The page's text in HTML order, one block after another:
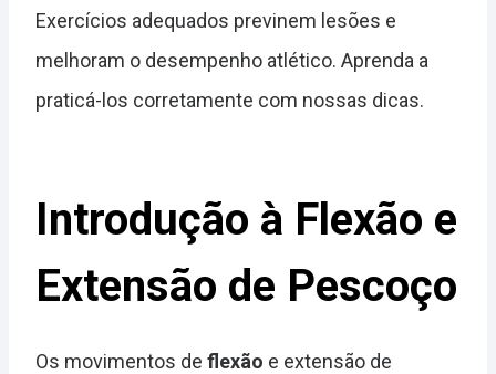
Exercícios adequados previnem lesões e
melhoram o desempenho atlético. Aprenda a
praticá-los corretamente com nossas dicas.
Introdução à Flexão e
Extensão de Pescoço
Os movimentos de flexão e extensão de